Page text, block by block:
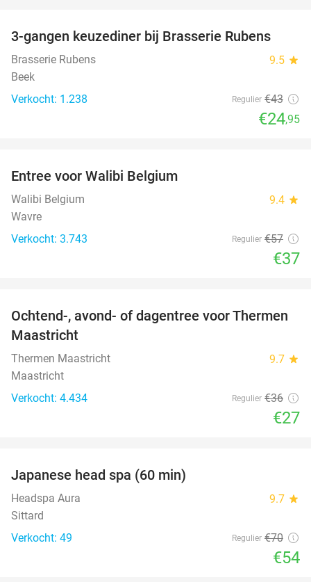
42%
3-gangen keuzediner bij Brasserie Rubens
Brasserie Rubens 9.5 star
Beek
Verkocht: 1.238
Regulier €43
€24,95
Entree voor Walibi Belgium
Walibi Belgium 9.4 star
Wavre
Verkocht: 3.743
Regulier €57
€37
25%
Ochtend-, avond- of dagentree voor Thermen
Maastricht
Thermen Maastricht 9.7 star
Maastricht
Verkocht: 4.434
Regulier €36
€27
Japanese head spa (60 min)
Headspa Aura 9.7 star
Sittard
Verkocht: 49
Regulier €70
€54